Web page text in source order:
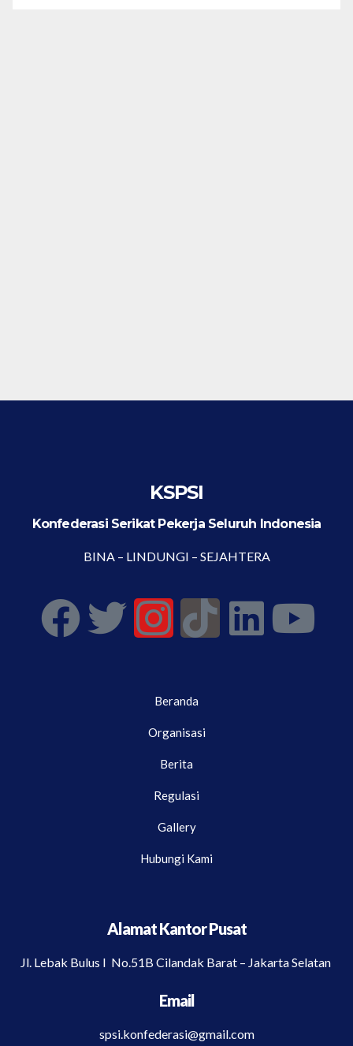
KSPSI
Konfederasi Serikat Pekerja Seluruh Indonesia
BINA – LINDUNGI – SEJAHTERA
Beranda
Organisasi
Berita
Regulasi
Gallery
Hubungi Kami
Alamat Kantor Pusat
Jl. Lebak Bulus I No.51B Cilandak Barat – Jakarta Selatan
Email
spsi.konfederasi@gmail.com